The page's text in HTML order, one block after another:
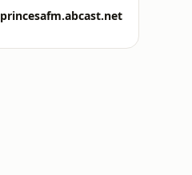
princesafm.abcast.net